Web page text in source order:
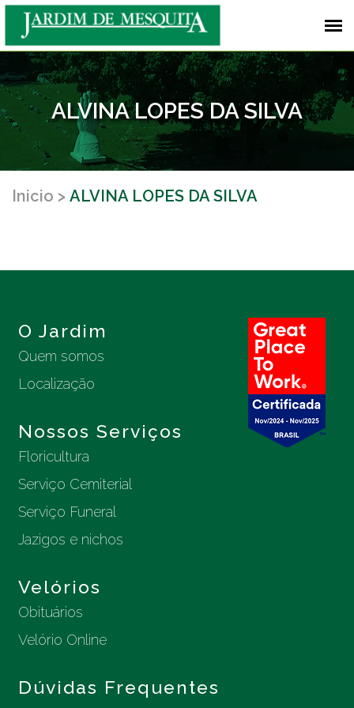
ALVINA LOPES DA SILVA
Inicio ALVINA LOPES DA SILVA
O Jardim
Quem somos
Localização
Nossos Serviços
Floricultura
Serviço Cemiterial
Serviço Funeral
Jazigos e nichos
Velórios
Obituários
Velório Online
Dúvidas Frequentes